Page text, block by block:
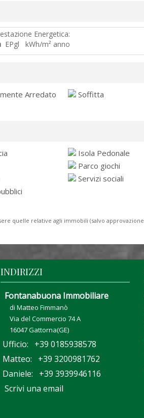
Energetica:
EPgl kWh/m² anno
Arredato
Soffitta
Isola Pedonale
Parco giochi
Servizi sociali
quelle relative agli immobili (salvo
INDIRIZZI
Fontanabuona Immobiliare
di Matteo Fimmanò
Via del Commercio 74 A
16047 Gattorna(GE)
Ufficio: +39 0185938578
Matteo: +39 3200981762
Daniele: +39 3939946116
Scrivi una email